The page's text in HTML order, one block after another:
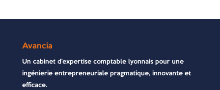
Avancia
Un cabinet d’expertise comptable lyonnais pour une
ingénierie entrepreneuriale pragmatique, innovante et
efficace.